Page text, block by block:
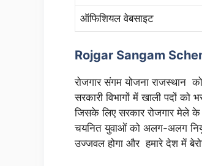
ऑफिशियल वेबसाइट
Rojgar Sangam
रोजगार संगम योजना राजस्थान
सरकारी विभागों में खाली पदों को
जिसके लिए सरकार रोजगार मेले के
चयनित युवाओं को अलग-अलग
उज्जवल होगा और हमारे देश में